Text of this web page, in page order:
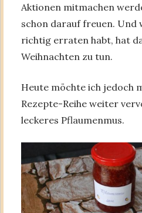
Aktionen mitmachen
schon darauf freuen. Und
richtig erraten habt, hat
Weihnachten zu tun.
Heute möchte ich jedoch
Rezepte-Reihe weiter
leckeres Pflaumenmus.